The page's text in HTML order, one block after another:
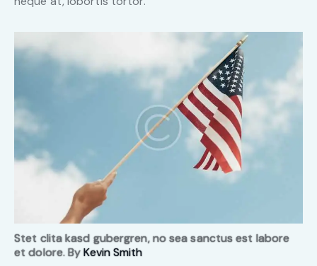
Stet clita kasd gubergren, no sea sanctus est labore
et dolore. ByKevin Smith